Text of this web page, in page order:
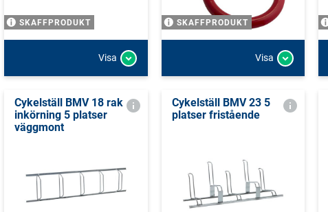
SKAFFPRODUKT
Visa
SKAFFPRODUKT
Visa
Cykelställ BMV 18 rak
inkörning 5 platser
väggmont
Cykelställ BMV 23 5
platser fristående